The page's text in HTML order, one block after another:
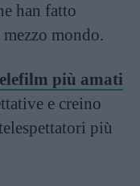
han fatto
mondo.
più amati
e creino
più